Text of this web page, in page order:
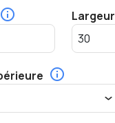
Largeur